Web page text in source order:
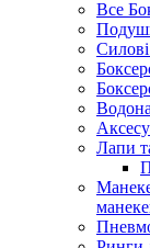
Все
Лапи